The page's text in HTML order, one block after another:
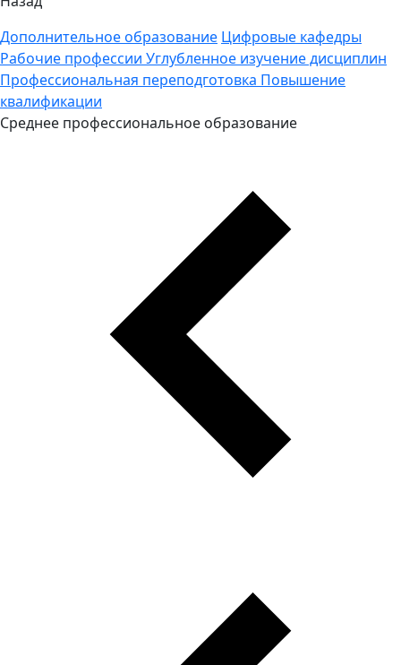
Дополнительное образование Цифровые кафедры
Рабочие профессии Углубленное изучение дисциплин
Профессиональная переподготовка Повышение
квалификации
Среднее профессиональное образование